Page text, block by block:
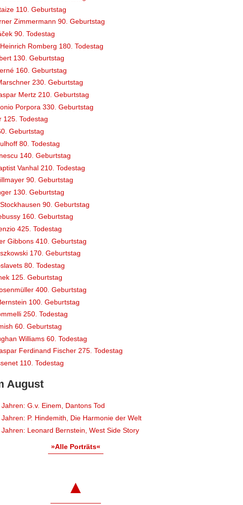
110. Geburtstag
Zimmermann 90. Geburtstag
90. Todestag
Romberg 180. Todestag
130. Geburtstag
160. Geburtstag
230. Geburtstag
Mertz 210. Geburtstag
Porpora 330. Geburtstag
Todestag
Geburtstag
80. Todestag
140. Geburtstag
Vanhal 210. Todestag
90. Geburtstag
130. Geburtstag
90. Geburtstag
160. Geburtstag
425. Todestag
Gibbons 410. Geburtstag
170. Geburtstag
80. Todestag
125. Geburtstag
400. Geburtstag
100. Geburtstag
250. Todestag
60. Geburtstag
Williams 60. Todestag
Ferdinand Fischer 275. Todestag
110. Todestag
August
G.v. Einem, Dantons Tod
P. Hindemith, Die Harmonie der Welt
Leonard Bernstein, West Side Story
»Alle Porträts«
▲